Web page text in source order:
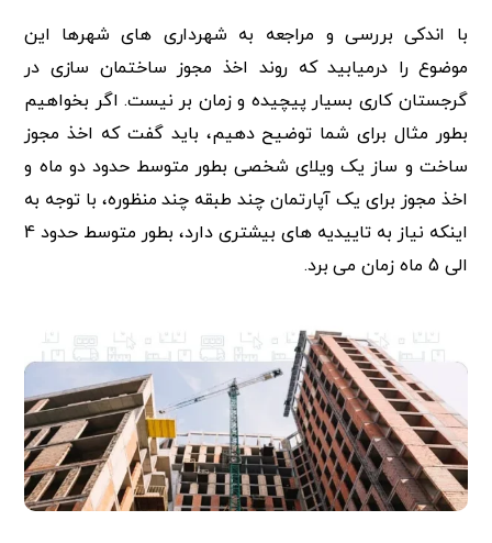
با اندکی بررسی و مراجعه به شهرداری های شهرها این
موضوع را درمیابید که روند اخذ مجوز ساختمان سازی در
گرجستان کاری بسیار پیچیده و زمان بر نیست. اگر بخواهیم
بطور مثال برای شما توضیح دهیم، باید گفت که اخذ مجوز
ساخت و ساز یک ویلای شخصی بطور متوسط حدود دو ماه و
اخذ مجوز برای یک آپارتمان چند طبقه چند منظوره، با توجه به
اینکه نیاز به تاییدیه های بیشتری دارد، بطور متوسط حدود 4
الی 5 ماه زمان می برد.